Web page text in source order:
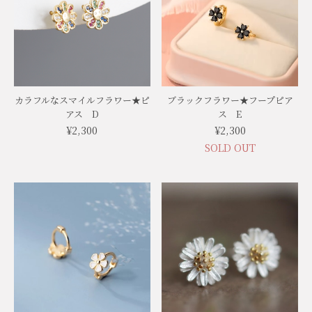
カラフルなスマイルフラワー★ピ
アス D
¥2,300
ブラックフラワー★フープピア
ス E
¥2,300
SOLD OUT